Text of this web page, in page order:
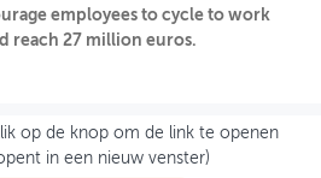
employees to cycle to work
reach 27 million euros.
op de knop om de link te openen
in een nieuw venster)